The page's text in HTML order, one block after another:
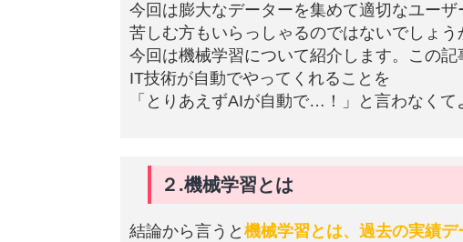
今回は膨大なデーターを集めて適切なユー
苦しむ方もいらっしゃるのではないでしょう
今回は機械学習について紹介します。この
IT技術が自動でやってくれることを
「とりあえずAIが自動で…！」と言わなくて
２.機械学習とは
結論から言うと 機械学習とは、過去の実績